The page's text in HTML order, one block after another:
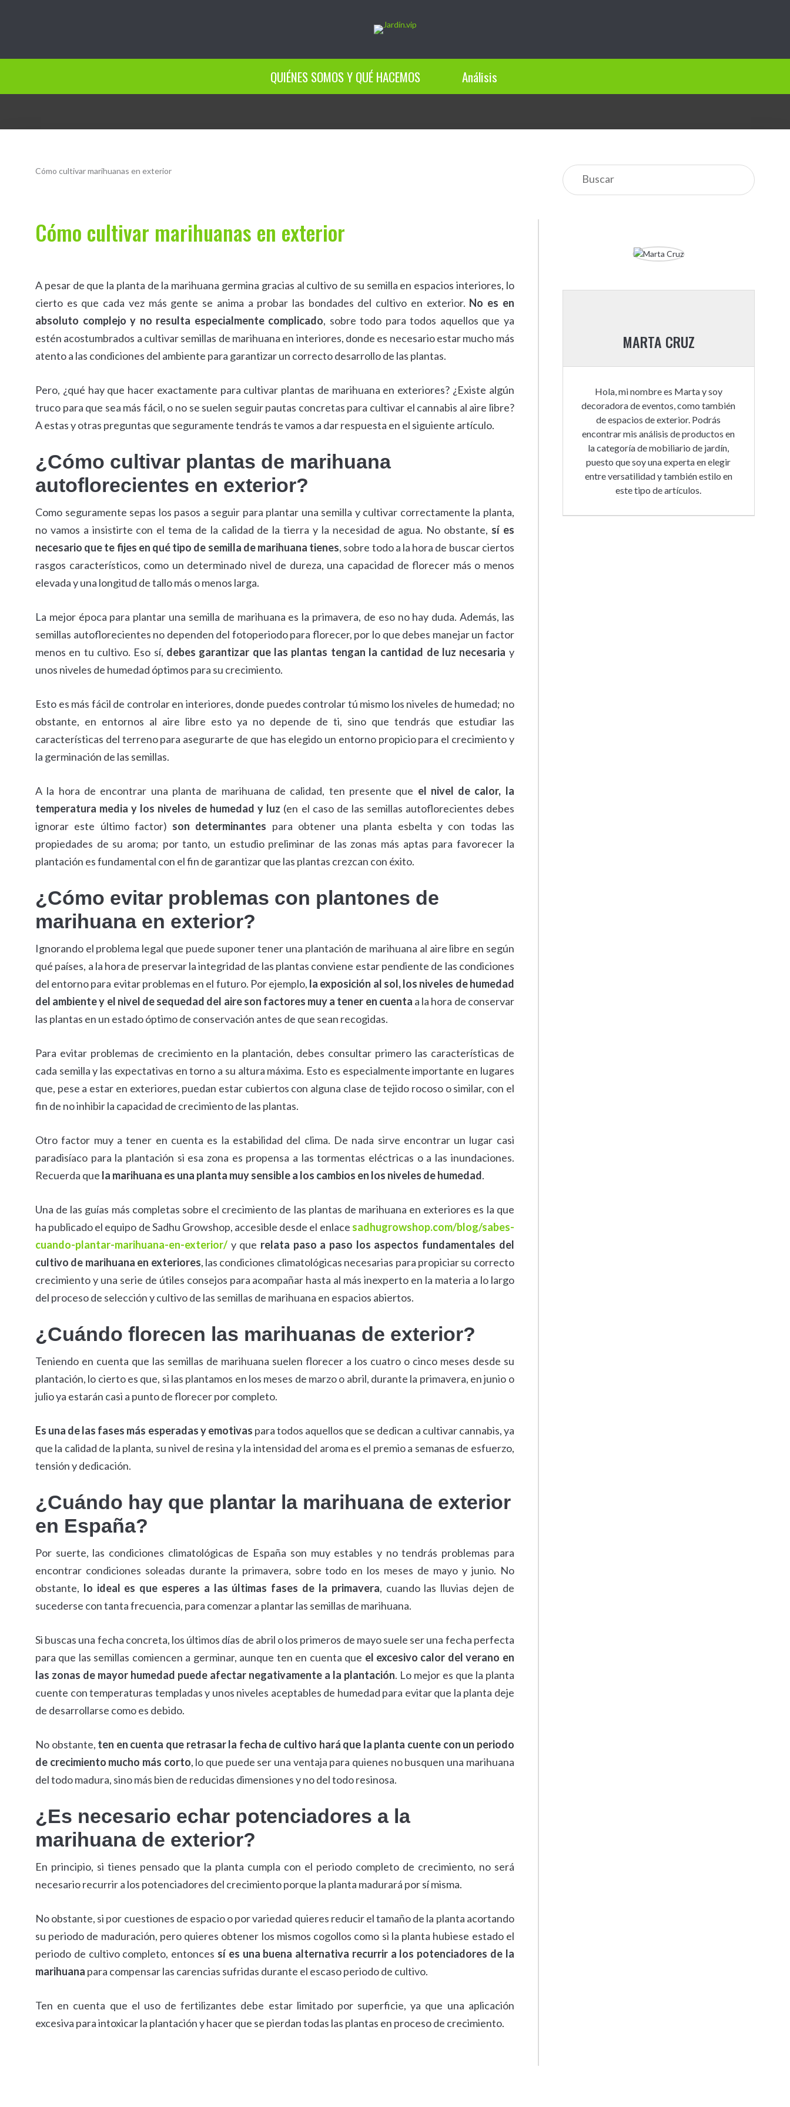
QUIÉNES SOMOS Y QUÉ HACEMOS Análisis
Cómo cultivar marihuanas en exterior
Cómo cultivar marihuanas en exterior
A pesar de que la planta de la marihuana germina gracias al cultivo de su semilla en espacios interiores, lo
cierto es que cada vez más gente se anima a probar las bondades del cultivo en exterior. No es en
absoluto complejo y no resulta especialmente complicado, sobre todo para todos aquellos que ya
estén acostumbrados a cultivar semillas de marihuana en interiores, donde es necesario estar mucho más
atento a las condiciones del ambiente para garantizar un correcto desarrollo de las plantas.
Pero, ¿qué hay que hacer exactamente para cultivar plantas de marihuana en exteriores? ¿Existe algún
truco para que sea más fácil, o no se suelen seguir pautas concretas para cultivar el cannabis al aire libre?
A estas y otras preguntas que seguramente tendrás te vamos a dar respuesta en el siguiente artículo.
¿Cómo cultivar plantas de marihuana
autoflorecientes en exterior?
Como seguramente sepas los pasos a seguir para plantar una semilla y cultivar correctamente la planta,
no vamos a insistirte con el tema de la calidad de la tierra y la necesidad de agua. No obstante, sí es
necesario que te fijes en qué tipo de semilla de marihuana tienes, sobre todo a la hora de buscar ciertos
rasgos característicos, como un determinado nivel de dureza, una capacidad de florecer más o menos
elevada y una longitud de tallo más o menos larga.
La mejor época para plantar una semilla de marihuana es la primavera, de eso no hay duda. Además, las
semillas autoflorecientes no dependen del fotoperiodo para florecer, por lo que debes manejar un factor
menos en tu cultivo. Eso sí, debes garantizar que las plantas tengan la cantidad de luz necesaria y
unos niveles de humedad óptimos para su crecimiento.
Esto es más fácil de controlar en interiores, donde puedes controlar tú mismo los niveles de humedad; no
obstante, en entornos al aire libre esto ya no depende de ti, sino que tendrás que estudiar las
características del terreno para asegurarte de que has elegido un entorno propicio para el crecimiento y
la germinación de las semillas.
A la hora de encontrar una planta de marihuana de calidad, ten presente que el nivel de calor, la
temperatura media y los niveles de humedad y luz (en el caso de las semillas autoflorecientes debes
ignorar este último factor) son determinantes para obtener una planta esbelta y con todas las
propiedades de su aroma; por tanto, un estudio preliminar de las zonas más aptas para favorecer la
plantación es fundamental con el fin de garantizar que las plantas crezcan con éxito.
¿Cómo evitar problemas con plantones de
marihuana en exterior?
Ignorando el problema legal que puede suponer tener una plantación de marihuana al aire libre en según
qué países, a la hora de preservar la integridad de las plantas conviene estar pendiente de las condiciones
del entorno para evitar problemas en el futuro. Por ejemplo, la exposición al sol, los niveles de humedad
del ambiente y el nivel de sequedad del aire son factores muy a tener en cuenta a la hora de conservar
las plantas en un estado óptimo de conservación antes de que sean recogidas.
Para evitar problemas de crecimiento en la plantación, debes consultar primero las características de
cada semilla y las expectativas en torno a su altura máxima. Esto es especialmente importante en lugares
que, pese a estar en exteriores, puedan estar cubiertos con alguna clase de tejido rocoso o similar, con el
fin de no inhibir la capacidad de crecimiento de las plantas.
Otro factor muy a tener en cuenta es la estabilidad del clima. De nada sirve encontrar un lugar casi
paradisíaco para la plantación si esa zona es propensa a las tormentas eléctricas o a las inundaciones.
Recuerda que la marihuana es una planta muy sensible a los cambios en los niveles de humedad.
Una de las guías más completas sobre el crecimiento de las plantas de marihuana en exteriores es la que
ha publicado el equipo de Sadhu Growshop, accesible desde el enlace sadhugrowshop.com/blog/sabes-
cuando-plantar-marihuana-en-exterior/ y que relata paso a paso los aspectos fundamentales del
cultivo de marihuana en exteriores, las condiciones climatológicas necesarias para propiciar su correcto
crecimiento y una serie de útiles consejos para acompañar hasta al más inexperto en la materia a lo largo
del proceso de selección y cultivo de las semillas de marihuana en espacios abiertos.
¿Cuándo florecen las marihuanas de exterior?
Teniendo en cuenta que las semillas de marihuana suelen florecer a los cuatro o cinco meses desde su
plantación, lo cierto es que, si las plantamos en los meses de marzo o abril, durante la primavera, en junio o
julio ya estarán casi a punto de florecer por completo.
Es una de las fases más esperadas y emotivas para todos aquellos que se dedican a cultivar cannabis, ya
que la calidad de la planta, su nivel de resina y la intensidad del aroma es el premio a semanas de esfuerzo,
tensión y dedicación.
¿Cuándo hay que plantar la marihuana de exterior
en España?
Por suerte, las condiciones climatológicas de España son muy estables y no tendrás problemas para
encontrar condiciones soleadas durante la primavera, sobre todo en los meses de mayo y junio. No
obstante, lo ideal es que esperes a las últimas fases de la primavera, cuando las lluvias dejen de
sucederse con tanta frecuencia, para comenzar a plantar las semillas de marihuana.
Si buscas una fecha concreta, los últimos días de abril o los primeros de mayo suele ser una fecha perfecta
para que las semillas comiencen a germinar, aunque ten en cuenta que el excesivo calor del verano en
las zonas de mayor humedad puede afectar negativamente a la plantación. Lo mejor es que la planta
cuente con temperaturas templadas y unos niveles aceptables de humedad para evitar que la planta deje
de desarrollarse como es debido.
No obstante, ten en cuenta que retrasar la fecha de cultivo hará que la planta cuente con un periodo
de crecimiento mucho más corto, lo que puede ser una ventaja para quienes no busquen una marihuana
del todo madura, sino más bien de reducidas dimensiones y no del todo resinosa.
¿Es necesario echar potenciadores a la
marihuana de exterior?
En principio, si tienes pensado que la planta cumpla con el periodo completo de crecimiento, no será
necesario recurrir a los potenciadores del crecimiento porque la planta madurará por sí misma.
No obstante, si por cuestiones de espacio o por variedad quieres reducir el tamaño de la planta acortando
su periodo de maduración, pero quieres obtener los mismos cogollos como si la planta hubiese estado el
periodo de cultivo completo, entonces sí es una buena alternativa recurrir a los potenciadores de la
marihuana para compensar las carencias sufridas durante el escaso periodo de cultivo.
Ten en cuenta que el uso de fertilizantes debe estar limitado por superficie, ya que una aplicación
excesiva para intoxicar la plantación y hacer que se pierdan todas las plantas en proceso de crecimiento.
MARTA CRUZ
Hola, mi nombre es Marta y soy
decoradora de eventos, como también
de espacios de exterior. Podrás
encontrar mis análisis de productos en
la categoría de mobiliario de jardín,
puesto que soy una experta en elegir
entre versatilidad y también estilo en
este tipo de artículos.